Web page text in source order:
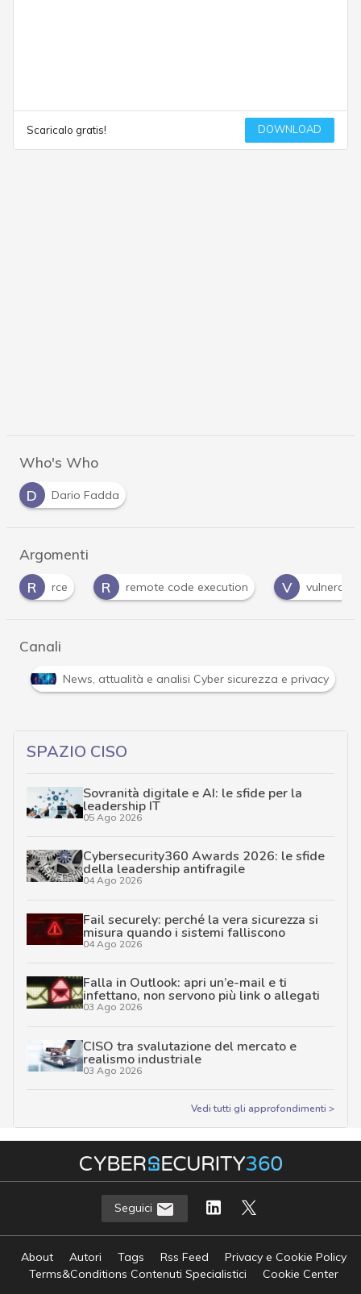
Scaricalo gratis! DOWNLOAD
Who's Who
D
Dario Fadda
Argomenti
R
remote code execution V vulnerabilità W
Canali
Attacchi hacker e Malware: le ultime news in tempo
SPAZIO CISO
Sovranità digitale e AI: le sfide per la
leadership IT
05 Ago 2026
Cybersecurity360 Awards 2026: le sfide
della leadership antifragile
04 Ago 2026
Fail securely: perché la vera sicurezza si
misura quando i sistemi falliscono
04 Ago 2026
Falla in Outlook: apri un’e-mail e ti
infettano, non servono più link o allegati
03 Ago 2026
CISO tra svalutazione del mercato e
realismo industriale
03 Ago 2026
Vedi tutti gli approfondimenti >
Seguici
About Autori Tags Rss Feed
Privacy e Cookie Policy
Terms&Conditions Contenuti Specialistici
Cookie Center